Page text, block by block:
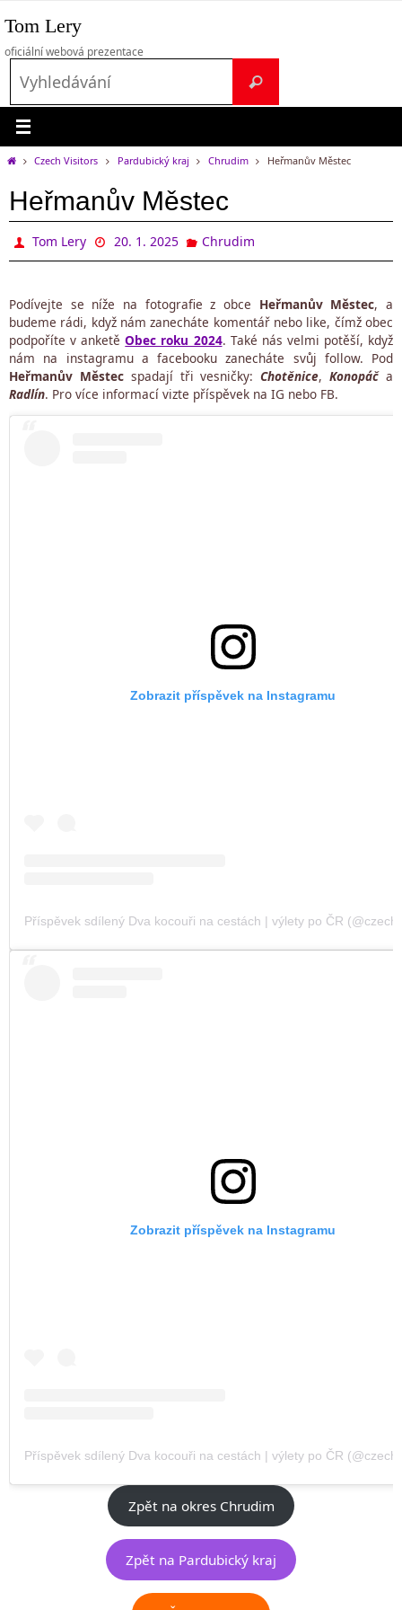
na
obsah
Tom Lery
oficiální webová prezentace
Vyhledávání
HomeCzech Visitors Pardubický kraj Chrudim Heřmanův Městec
Heřmanův Městec
Tom Lery 20. 1. 2025 Chrudim
Podívejte se níže na fotografie z obce Heřmanův Městec, a
budeme rádi, když nám zanecháte komentář nebo like, čímž obec
podpoříte v anketěObec roku 2024. Také nás velmi potěší, když
nám na instagramu a facebooku zanecháte svůj follow. Pod
Heřmanův Městecspadají tři vesničky:Chotěnice,Konopáča
Radlín. Pro více informací vizte příspěvek na IG nebo FB.
Zobrazit příspěvek na Instagramu
Příspěvek sdílený Dva kocouři na cestách | výlety po ČR
Zobrazit příspěvek na Instagramu
Příspěvek sdílený Dva kocouři na cestách | výlety po ČR
Zpět na okres Chrudim
Zpět na Pardubický kraj